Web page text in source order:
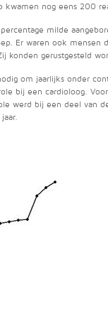
kwamen nog eens 200
milde
Er waren ook mensen
konden gerustgesteld
om jaarlijks onder
bij een cardioloog.
werd bij een deel van